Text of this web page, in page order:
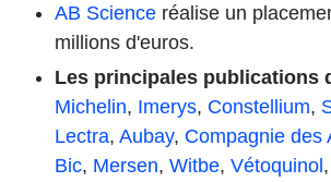
AB Science réalise un
millions d'euros.
Les principales publications
Michelin, Imerys, Constellium,
Lectra, Aubay, Compagnie des
Bic, Mersen, Witbe, Vétoquinol,